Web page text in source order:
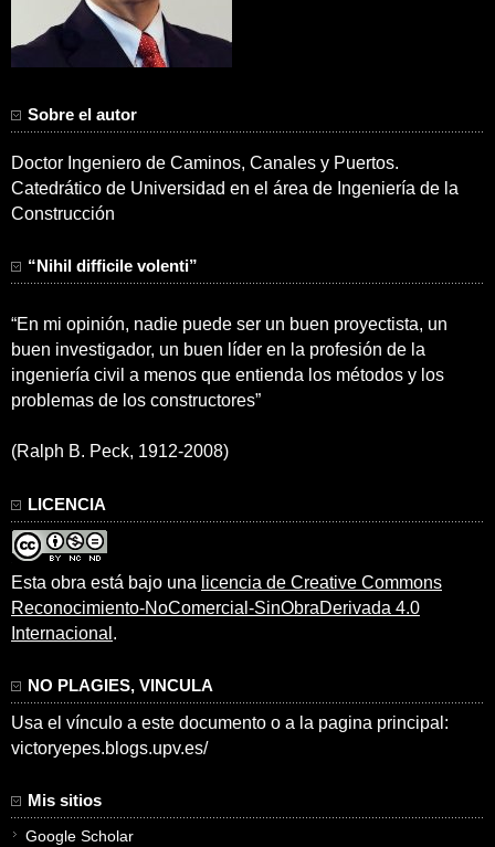
Sobre el autor
Doctor Ingeniero de Caminos, Canales y Puertos.
Catedrático de Universidad en el área de Ingeniería de la
Construcción
“Nihil difficile volenti”
“En mi opinión, nadie puede ser un buen proyectista, un
buen investigador, un buen líder en la profesión de la
ingeniería civil a menos que entienda los métodos y los
problemas de los constructores”
(Ralph B. Peck, 1912-2008)
LICENCIA
Esta obra está bajo una licencia de Creative Commons
Reconocimiento-NoComercial-SinObraDerivada 4.0
Internacional .
NO PLAGIES, VINCULA
Usa el vínculo a este documento o a la pagina principal:
victoryepes.blogs.upv.es/
Mis sitios
Google Scholar